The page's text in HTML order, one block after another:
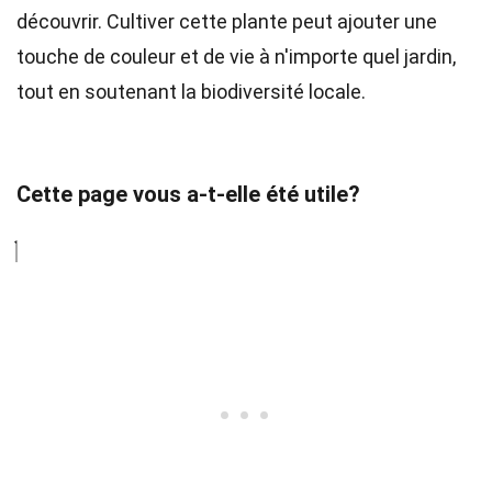
découvrir. Cultiver cette plante peut ajouter une
touche de couleur et de vie à n'importe quel jardin,
tout en soutenant la biodiversité locale.
Cette page vous a-t-elle été utile?